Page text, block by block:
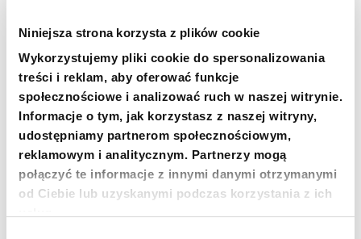
Niniejsza strona korzysta z plików cookie
Wykorzystujemy pliki cookie do spersonalizowania
treści i reklam, aby oferować funkcje
społecznościowe i analizować ruch w naszej witrynie.
Informacje o tym, jak korzystasz z naszej witryny,
udostępniamy partnerom społecznościowym,
reklamowym i analitycznym. Partnerzy mogą
połączyć te informacje z innymi danymi otrzymanymi
od Ciebie lub uzyskanymi podczas korzystania z ich
mogą dzwonić codziennie od poniedziałku do
+48 22 100 13 00.